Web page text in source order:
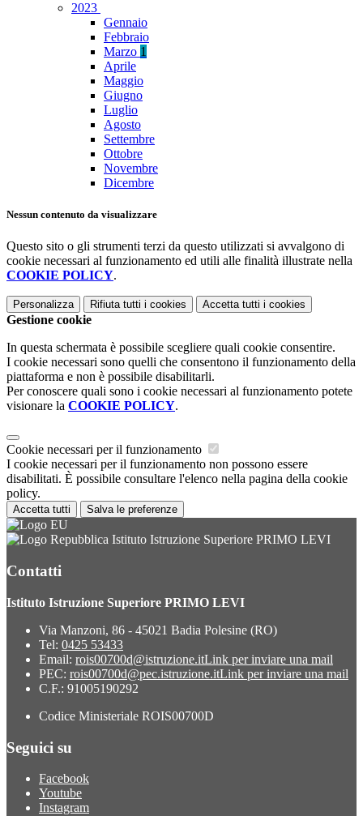
2023
Gennaio
Febbraio
Marzo 1
Aprile
Maggio
Giugno
Luglio
Agosto
Settembre
Ottobre
Novembre
Dicembre
Nessun contenuto da visualizzare
Questo sito o gli strumenti terzi da questo utilizzati si avvalgono di
cookie necessari al funzionamento ed utili alle finalità illustrate nella
COOKIE POLICY.
Personalizza Rifiuta tutti i cookies Accetta tutti i cookies
Gestione cookie
In questa schermata è possibile scegliere quali cookie consentire.
I cookie necessari sono quelli che consentono il funzionamento della
piattaforma e non è possibile disabilitarli.
Per conoscere quali sono i cookie necessari al funzionamento potete
visionare la COOKIE POLICY.
Cookie necessari per il funzionamento
I cookie necessari per il funzionamento non possono essere
disabilitati. È possibile consultare l'elenco nella pagina della cookie
policy.
Accetta tutti Salva le preferenze
Istituto Istruzione Superiore PRIMO LEVI
Contatti
Istituto Istruzione Superiore PRIMO LEVI
Via Manzoni, 86 - 45021 Badia Polesine (RO)
Tel: 0425 53433
Email: rois00700d@istruzione.itLink per inviare una mail
PEC: rois00700d@pec.istruzione.itLink per inviare una mail
C.F.: 91005190292
Codice Ministeriale ROIS00700D
Seguici su
Facebook
Youtube
Instagram